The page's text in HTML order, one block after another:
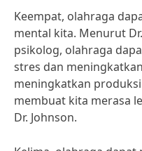
Keempat, olahraga
mental kita. Menurut
psikolog, olahraga
stres dan
meningkatkan
membuat kita merasa
Dr. Johnson.